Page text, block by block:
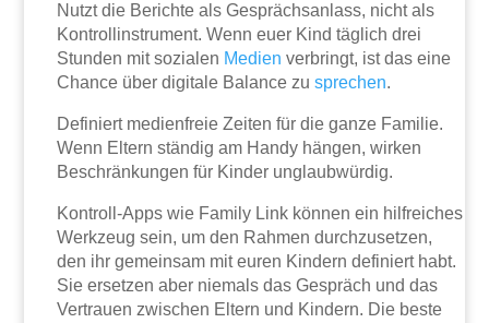
Nutzt die Berichte als Gesprächsanlass, nicht als
Kontrollinstrument. Wenn euer Kind täglich drei
Stunden mit sozialen Medien verbringt, ist das eine
Chance über digitale Balance zusprechen.
Definiert medienfreie Zeiten für die ganze Familie.
Wenn Eltern ständig am Handy hängen, wirken
Beschränkungen für Kinder unglaubwürdig.
Kontroll-Apps wie Family Link können ein hilfreiches
Werkzeug sein, um den Rahmen durchzusetzen,
den ihr gemeinsam mit euren Kindern definiert habt.
Sie ersetzen aber niemals das Gespräch und das
Vertrauen zwischen Eltern und Kindern. Die beste